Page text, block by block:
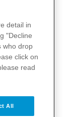
detail in
"Decline
who drop
click on
read
All